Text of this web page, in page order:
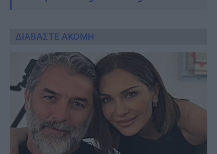
ΔΙΑΒΑΣΤΕ ΑΚΟΜΗ